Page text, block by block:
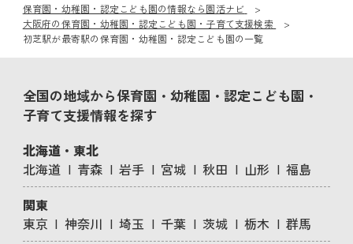
保育園・幼稚園・認定こども園の情報なら園活ナビ
大阪府の保育園・幼稚園・認定こども園・子育て支援検索
初芝駅が最寄駅の保育園・幼稚園・認定こども園の一覧
全国の地域から保育園・幼稚園・認定こども園・
子育て支援情報を探す
北海道・東北
北海道
青森 岩手 宮城 秋田 山形
福島
関東
東京
神奈川 埼玉 千葉 茨城 栃木
群馬